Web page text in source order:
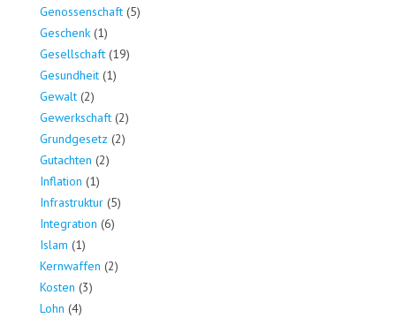
Genossenschaft (5)
Geschenk (1)
Gesellschaft (19)
Gesundheit (1)
Gewalt (2)
Gewerkschaft (2)
Grundgesetz (2)
Gutachten (2)
Inflation (1)
Infrastruktur (5)
Integration (6)
Islam (1)
Kernwaffen (2)
Kosten (3)
Lohn (4)